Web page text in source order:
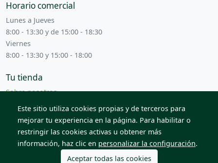
Horario comercial
Lunes a Jueves
8:00 - 13:30 y de 15:00 - 18:30
Viernes
8:00 - 13:30 y 15:00 - 18:00
Tu tienda
Sobre nosotros
Términos y condiciones
Contacta con nosotros
© 2026 Todos los derechos reservados. Venta de Piezas
2012 S.L.
Este sitio utiliza cookies propias y de terceros para
mejorar tu experiencia en la página. Para habilitar o
restringir las cookies activas u obtener más
información, haz clic en personalizar la configuración.
Aceptar todas las cookies